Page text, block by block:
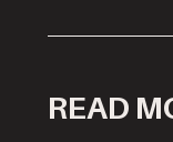
READ